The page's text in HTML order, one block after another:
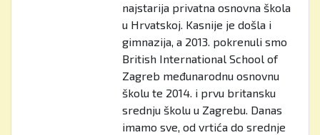
najstarija privatna osnovna škola
u Hrvatskoj. Kasnije je došla i
gimnazija, a 2013. pokrenuli smo
British International School of
Zagreb međunarodnu osnovnu
školu te 2014. i prvu britansku
srednju školu u Zagrebu. Danas
imamo sve, od vrtića do srednje